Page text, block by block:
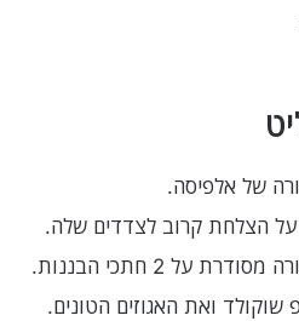
של אלפיסה.
שוקולד ואת האגוזים הטונים.